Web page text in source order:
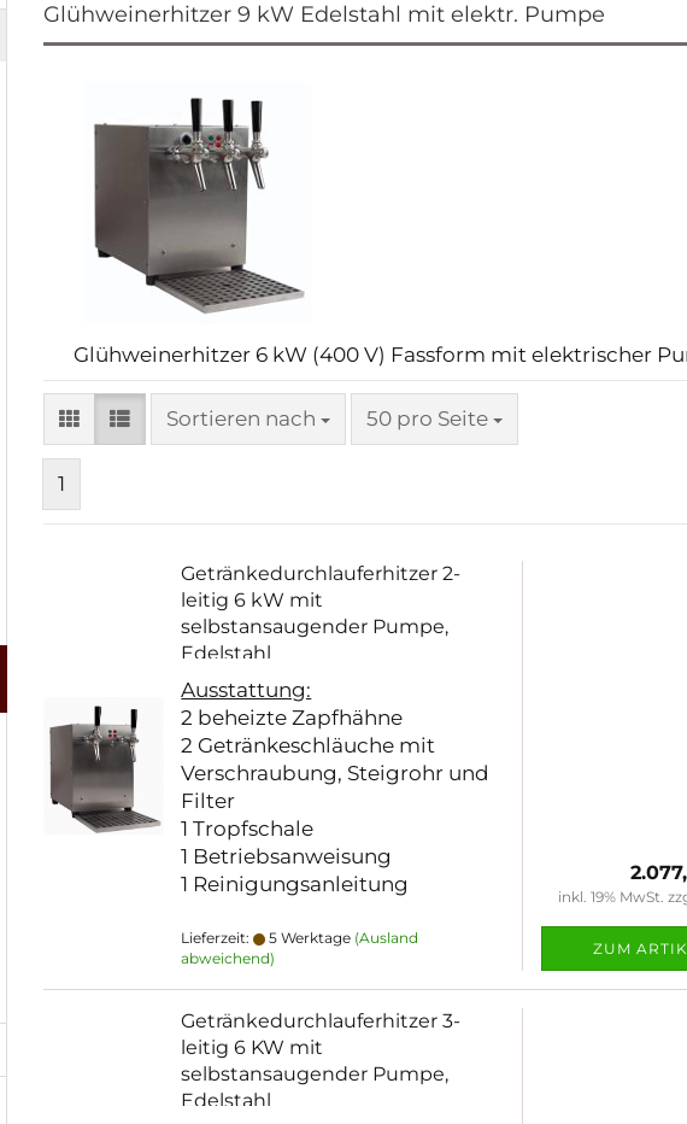
Glühweinerhitzer 9 kW Edelstahl mit elektr. Pumpe
Glühweinerhitzer 6 kW (400 V) Fassform mit elektrischer
Sortieren nach
Sortieren nach 50 pro Seite
pro Seite
1
Getränkedurchlauferhitzer 2-
leitig 6 kW mit
selbstansaugender Pumpe,
Edelstahl
Ausstattung:
2 beheizte Zapfhähne
2 Getränkeschläuche mit
Verschraubung, Steigrohr und
Filter
1 Tropfschale
1 Betriebsanweisung
1 Reinigungsanleitung
Lieferzeit: 5 Werktage (Ausland
abweichend)
inkl. 19% MwSt.
ZUM
Getränkedurchlauferhitzer 3-
leitig 6 KW mit
selbstansaugender Pumpe,
Edelstahl